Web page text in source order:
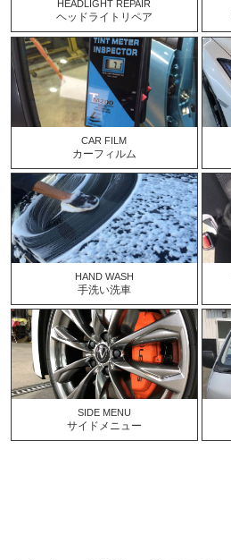
HEADLIGHT REPAIR
ヘッドライトリペア
CAR FILM
カーフィルム
HAND WASH
手洗い洗車
SIDE MENU
サイドメニュー